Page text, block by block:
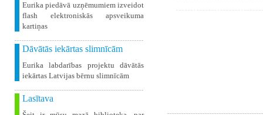
Eurika piedāvā uzņēmumiem izveidot
flash elektroniskās apsveikuma
kartiņas
Dāvātās iekārtas slimnīcām
Eurika labdarības projektu dāvātās
iekārtas Latvijas bērnu slimnīcām
Lasītava